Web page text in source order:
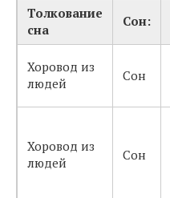
Толкование
сна
Сон:
Хоровод из
людей
Сон
Хоровод из
людей
Сон